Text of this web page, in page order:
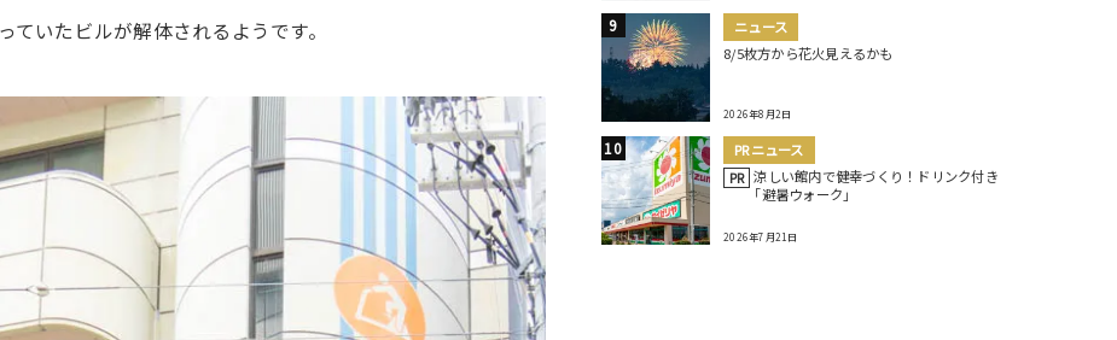
いたビルが解体されるようです。
ニュース
8/5枚方から花火見えるかも
2026年8月2日
PRニュース
PR 涼しい館内で健幸づくり！ドリンク付き
｢避暑ウォーク｣
2026年7月21日